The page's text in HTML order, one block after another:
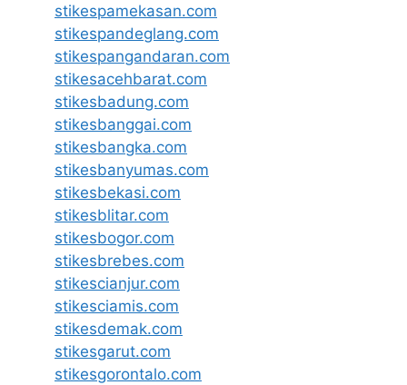
stikespamekasan.com
stikespandeglang.com
stikespangandaran.com
stikesacehbarat.com
stikesbadung.com
stikesbanggai.com
stikesbangka.com
stikesbanyumas.com
stikesbekasi.com
stikesblitar.com
stikesbogor.com
stikesbrebes.com
stikescianjur.com
stikesciamis.com
stikesdemak.com
stikesgarut.com
stikesgorontalo.com